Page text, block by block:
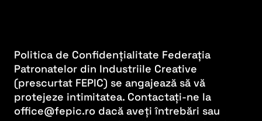
Politica de Confidențialitate Federația
Patronatelor din Industriile Creative
(prescurtat FEPIC) se angajează să vă
protejeze intimitatea. Contactați-ne la
office@fepic.ro dacă aveți întrebări sau